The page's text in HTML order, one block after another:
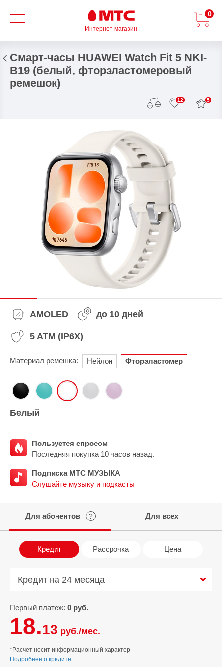
Интернет-магазин
0
Смарт-часы HUAWEI Watch Fit 5 NKI-
B19 (белый, фторэластомеровый
ремешок)
12 5
AMOLED до 10 дней
5 ATM (IP6X)
Материал ремешка: Нейлон Фторэластомер
Белый
Пользуется спросом
Последняя покупка 10 часов назад.
Подписка МТС МУЗЫКА
Слушайте музыку и подкасты
Для абонентов ? Для всех
Кредит Рассрочка Цена
Кредит на 24 месяца
Первый платеж: 0 руб.
18.13 руб./мес.
*Расчет носит информационный характер
Подробнее о кредите
Кредит на 24 месяца